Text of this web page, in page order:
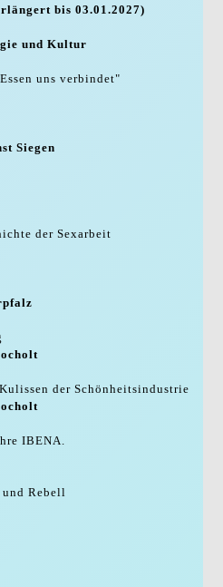
bis 03.01.2027)
und Kultur
uns verbindet"
Siegen
der Sexarbeit
der Schönheitsindustrie
IBENA.
Rebell